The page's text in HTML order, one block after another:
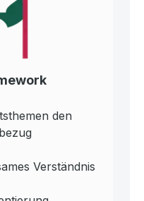
den
Verständnis